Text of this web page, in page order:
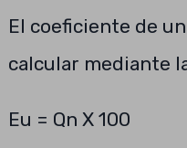
El coeficiente de
calcular mediante
Eu = Qn X 100